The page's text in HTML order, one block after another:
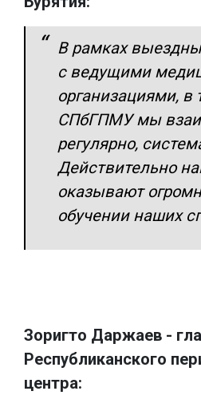
В рамках
с ведущими
организациями, в
СПбГПМУ мы
регулярно,
Действительно
оказывают
обучении наших
Зоригто Даржаев -
Республиканского
центра: